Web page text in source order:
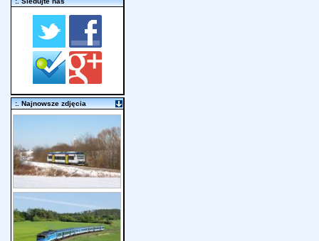
:. Najnowsze zdjęcia